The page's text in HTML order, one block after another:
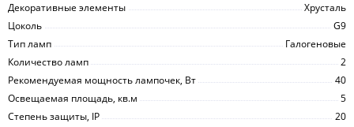
Декоративные элементы
Хрусталь
Цоколь
G9
Тип ламп
Галогеновые
Количество ламп
2
Рекомендуемая мощность лампочек, Вт
40
Освещаемая площадь, кв.м
5
Степень защиты, IP
20